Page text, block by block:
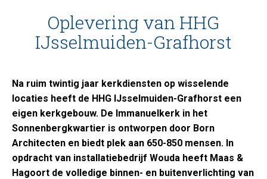
Oplevering van HHG
IJsselmuiden-Grafhorst
Na ruim twintig jaar kerkdiensten op wisselende
locaties heeft de HHG IJsselmuiden-Grafhorst een
eigen kerkgebouw. De Immanuelkerk in het
Sonnenbergkwartier is ontworpen door Born
Architecten en biedt plek aan 650-850 mensen. In
opdracht van installatiebedrijf Wouda heeft Maas &
Hagoort de volledige binnen- en buitenverlichting van